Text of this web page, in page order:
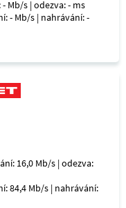
Mb/s | odezva: - ms
- Mb/s | nahrávání: -
16,0 Mb/s | odezva:
84,4 Mb/s | nahrávání: